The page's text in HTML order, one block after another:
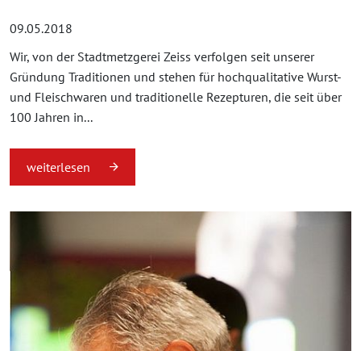
09.05.2018
Wir, von der Stadtmetzgerei Zeiss verfolgen seit unserer
Gründung Traditionen und stehen für hochqualitative Wurst-
und Fleischwaren und traditionelle Rezepturen, die seit über
100 Jahren in...
weiterlesen